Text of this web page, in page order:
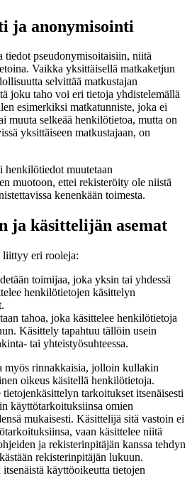
ja anonymisointi
tiedot pseudonymisoitaisiin, niitä
Vaikka yksittäisellä matkaketjun
selvittää matkustajan
joku taho voi eri tietoja yhdistelemällä
esimerkiksi matkatunniste, joka ei
muuta selkeää henkilötietoa, mutta on
yksittäiseen matkustajaan, on
muutetaan
muotoon, ettei rekisteröity ole niistä
kenenkään toimesta.
ja käsittelijän asemat
eri rooleja:
toimijaa, joka yksin tai yhdessä
henkilötietojen käsittelyn
tahoa, joka käsittelee henkilötietoja
Käsittely tapahtuu tällöin usein
tai yhteistyösuhteessa.
myös rinnakkaisia, jolloin kullakin
oikeus käsitellä henkilötietoja.
tarkoitukset itsenäisesti
käyttötarkoituksiinsa omien
mukaisesti. Käsittelijä sitä vastoin ei
vaan käsittelee niitä
ja rekisterinpitäjän kanssa tehdyn
rekisterinpitäjän lukuun.
käyttöoikeutta tietojen